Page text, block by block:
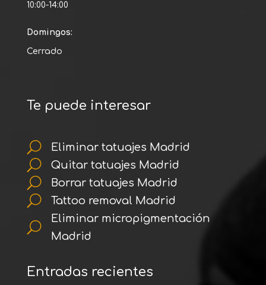
10:00-14:00
Domingos:
Cerrado
Te puede interesar
U Eliminar tatuajes Madrid
U Quitar tatuajes Madrid
U Borrar tatuajes Madrid
U Tattoo removal Madrid
U
Eliminar micropigmentación
Madrid
Entradas recientes